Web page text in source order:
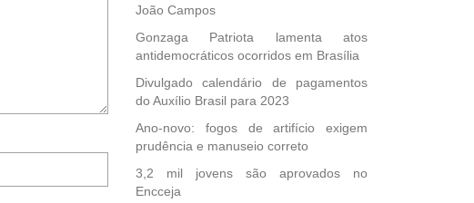
Notifique-
sobre
João Campos
Gonzaga Patriota lamenta atos
antidemocráticos ocorridos em Brasília
Divulgado calendário de pagamentos
do Auxílio Brasil para 2023
Ano-novo: fogos de artifício exigem
prudência e manuseio correto
3,2 mil jovens são aprovados no
Encceja